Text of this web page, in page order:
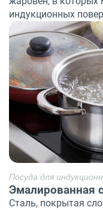
индукционных
Посуда для
Эмалированная
Сталь, покрытая